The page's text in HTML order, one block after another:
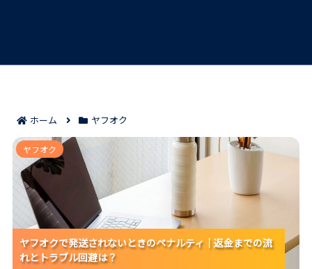
ホーム ヤフオク
ヤフオクで発送されないときのペナルティ｜返金までの
流れとトラブル回避は？
ヤフオクで発送されないときのペナルティ｜返金までの流
れとトラブル回避は？
ヤフオクで発送されないときのペナルティ｜返金までの流
れとトラブル回避は？
ヤフオク